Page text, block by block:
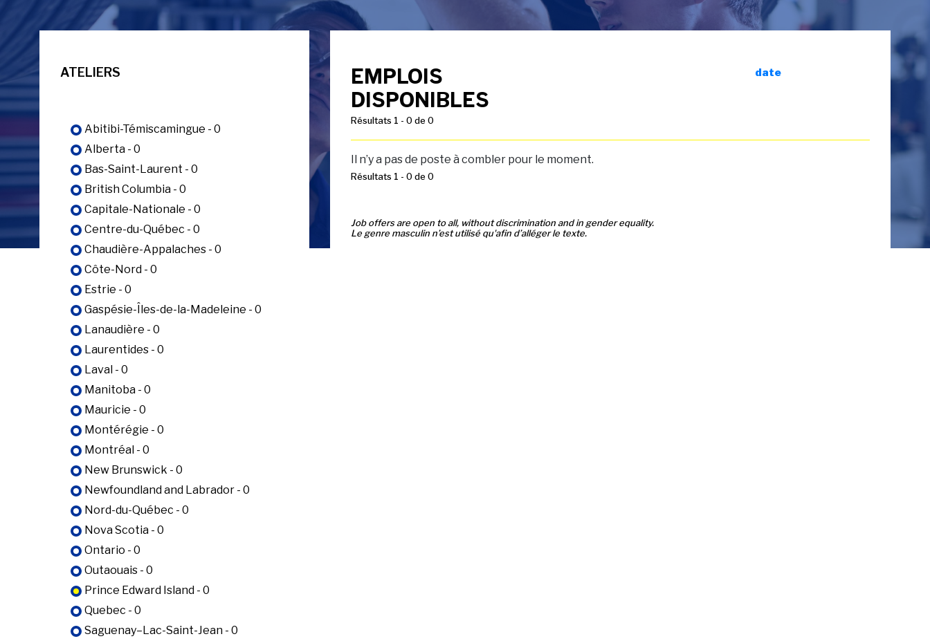
ATELIERS
Abitibi-Témiscamingue - 0
Alberta - 0
Bas-Saint-Laurent - 0
British Columbia - 0
Capitale-Nationale - 0
Centre-du-Québec - 0
Chaudière-Appalaches - 0
Côte-Nord - 0
Estrie - 0
Gaspésie-Îles-de-la-Madeleine - 0
Lanaudière - 0
Laurentides - 0
Laval - 0
Manitoba - 0
Mauricie - 0
Montérégie - 0
Montréal - 0
New Brunswick - 0
Newfoundland and Labrador - 0
Nord-du-Québec - 0
Nova Scotia - 0
Ontario - 0
Outaouais - 0
Prince Edward Island - 0
Quebec - 0
Saguenay–Lac-Saint-Jean - 0
EMPLOIS
DISPONIBLES
Résultats 1 - 0 de 0
date
Il n’y a pas de poste à combler pour le moment.
Résultats 1 - 0 de 0
Job offers are open to all, without discrimination and in gender equality.
Le genre masculin n’est utilisé qu'afin d’alléger le texte.